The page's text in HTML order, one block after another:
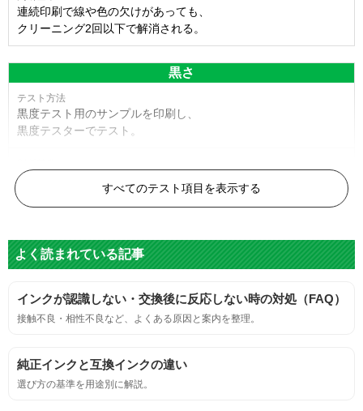
連続印刷で線や色の欠けがあっても、
クリーニング2回以下で解消される。
黒さ
黒度テスト用のサンプルを印刷し、
黒度テスターでテスト。
黒度の技術基準に適合する。
標準カラーサンプルを印刷する。
鮮やか、リアル、彩度、シャープなど、
におい
すべてのテスト項目を表示する
よく読まれている記事
インクが認識しない・交換後に反応しない時の対処（FAQ）
接触不良・相性不良など、よくある原因と案内を整理。
純正インクと互換インクの違い
選び方の基準を用途別に解説。